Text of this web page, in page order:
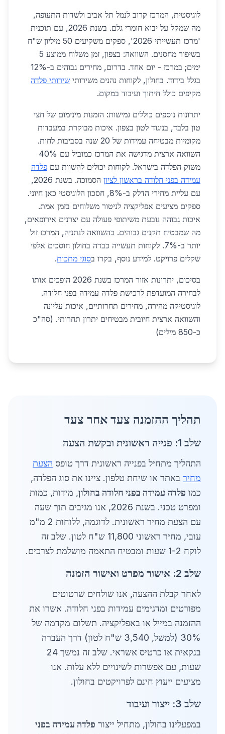
לוגיסטית, המרכז קרוב לנמל תל אביב ולשדות התעופה,
מה שמקל על יבוא חומרי גלם. בשנת 2026, עם תוכנית
'מרכז תעשייתי 2026', ספקים משקיעים 50 מיליון ש"ח
בשיפור מחסנים. השוואה: בצפון, זמן משלוח ממוצע 5
ימים; במרכז - יום אחד. בדרום, מחירים גבוהים ב-12%
בגלל בידוד. בחולון, לקוחות נהנים משירותי שירותי פלדה
מקיפים כולל חיתוך ועיבוד במקום.
יתרונות נוספים כוללים גמישות: הזמנות מינימום של חצי
טון בלבד, בניגוד לטון בצפון. איכות מבוקרת במעבדות
מקומיות מבטיחה עמידות של 20 שנה בסביבות לחות.
השוואה ארצית מדגישה את המרכז כמוביל עם 40%
משוק הפלדה בישראל. לקוחות יכולים להשוות עם פלדה
עמידה בפני חלודה בראשון לציון
הסמוכה. בשנת 2026,
עם עליית מחירי הדלק ב-8%, חסכון הלוגיסטי כאן חיוני.
ספקים מציעים אפליקציה לניטור משלוחים בזמן אמת.
איכות גבוהה נובעת משיתופי פעולה עם יצרנים אירופאים,
מה שמבטיח תקנים גבוהים. בהשוואה לנתניה, המרכז זול
יותר ב-7%. לקוחות תעשייה כבדה בחולון חוסכים אלפי
שקלים פרויקט. למידע נוסף, בקרו בסוגי מתכות.
בסיכום, יתרונות אזור המרכז בשנת 2026 הופכים אותו
לבחירה המועדפת לרכישת פלדה עמידה בפני חלודה.
לוגיסטיקה מהירה, מחירים תחרותיים, איכות עליונה
והשוואה ארצית חיובית מבטיחים יתרון תחרותי. (סה"כ
כ-850 מילים)
תהליך ההזמנה צעד אחר צעד
שלב 1: פנייה ראשונית ובקשת הצעה
התהליך מתחיל בפנייה ראשונית דרך טופס הצעת
מחיר באתר או שיחת טלפון. ציינו את סוג הפלדה,
כמו פלדה עמידה בפני חלודה בחולון, מידות, כמות
ומפרט טכני. בשנת 2026, אנו מגיבים תוך שעה
עם הצעת מחיר ראשונית. לדוגמה, ללוחות 2 מ"מ
עובי, מחיר ראשוני 11,800 ש"ח לטון. שלב זה
לוקח 1-2 שעות ומבטיח התאמה מושלמת לצרכים.
שלב 2: אישור מפרט ואישור הזמנה
לאחר קבלת ההצעה, אנו שולחים שרטוטים
מפורטים ומדגימים עמידות בפני חלודה. אשרו את
ההזמנה במייל או באפליקציה. תשלום מקדמה של
30% (למשל, 3,540 ש"ח לטון) דרך העברה
בנקאית או כרטיס אשראי. שלב זה נמשך 24
שעות, עם אפשרות לשינויים ללא עלות. אנו
מציעים ייעוץ חינם לפרויקטים בחולון.
שלב 3: ייצור ועיבוד
במפעלינו בחולון, מתחיל ייצור פלדה עמידה בפני